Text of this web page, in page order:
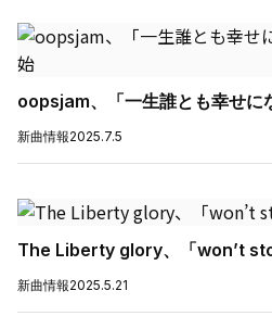
oopsjam、「一生誰とも幸せに
新曲情報2025.7.5
The Liberty glory、「won’t
新曲情報2025.5.21